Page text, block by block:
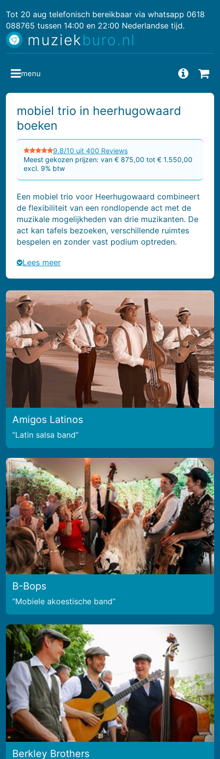
Tot 20 aug telefonisch bereikbaar via whatsapp 0618
088765 tussen 14:00 en 22:00 Nederlandse tijd.
muziekburo.nl
mobiel trio in heerhugowaard
boeken
9.8/10 uit 400 Reviews
Meest gekozen prijzen: van € 875,00 tot € 1.550,00
excl. 9% btw
Een mobiel trio voor Heerhugowaard combineert
de flexibiliteit van een rondlopende act met de
muzikale mogelijkheden van drie muzikanten. De
act kan tafels bezoeken, verschillende ruimtes
bespelen en zonder vast podium optreden.
Lees meer
Amigos Latinos
Latin salsa band
B-Bops
Mobiele akoestische band
Berkley Brothers
menu